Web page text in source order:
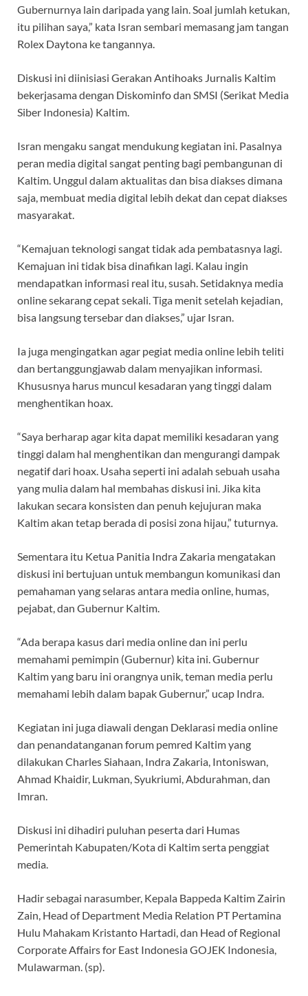
Gubernurnya lain daripada yang lain. Soal jumlah ketukan,
itu pilihan saya,” kata Isran sembari memasang jam tangan
Rolex Daytona ke tangannya.
Diskusi ini diinisiasi Gerakan Antihoaks Jurnalis Kaltim
bekerjasama dengan Diskominfo dan SMSI (Serikat Media
Siber Indonesia) Kaltim.
Isran mengaku sangat mendukung kegiatan ini. Pasalnya
peran media digital sangat penting bagi pembangunan di
Kaltim. Unggul dalam aktualitas dan bisa diakses dimana
saja, membuat media digital lebih dekat dan cepat diakses
masyarakat.
“Kemajuan teknologi sangat tidak ada pembatasnya lagi.
Kemajuan ini tidak bisa dinafikan lagi. Kalau ingin
mendapatkan informasi real itu, susah. Setidaknya media
online sekarang cepat sekali. Tiga menit setelah kejadian,
bisa langsung tersebar dan diakses,” ujar Isran.
Ia juga mengingatkan agar pegiat media online lebih teliti
dan bertanggungjawab dalam menyajikan informasi.
Khususnya harus muncul kesadaran yang tinggi dalam
menghentikan hoax.
“Saya berharap agar kita dapat memiliki kesadaran yang
tinggi dalam hal menghentikan dan mengurangi dampak
negatif dari hoax. Usaha seperti ini adalah sebuah usaha
yang mulia dalam hal membahas diskusi ini. Jika kita
lakukan secara konsisten dan penuh kejujuran maka
Kaltim akan tetap berada di posisi zona hijau,” tuturnya.
Sementara itu Ketua Panitia Indra Zakaria mengatakan
diskusi ini bertujuan untuk membangun komunikasi dan
pemahaman yang selaras antara media online, humas,
pejabat, dan Gubernur Kaltim.
“Ada berapa kasus dari media online dan ini perlu
memahami pemimpin (Gubernur) kita ini. Gubernur
Kaltim yang baru ini orangnya unik, teman media perlu
memahami lebih dalam bapak Gubernur,” ucap Indra.
Kegiatan ini juga diawali dengan Deklarasi media online
dan penandatanganan forum pemred Kaltim yang
dilakukan Charles Siahaan, Indra Zakaria, Intoniswan,
Ahmad Khaidir, Lukman, Syukriumi, Abdurahman, dan
Imran.
Diskusi ini dihadiri puluhan peserta dari Humas
Pemerintah Kabupaten/Kota di Kaltim serta penggiat
media.
Hadir sebagai narasumber, Kepala Bappeda Kaltim Zairin
Zain, Head of Department Media Relation PT Pertamina
Hulu Mahakam Kristanto Hartadi, dan Head of Regional
Corporate Affairs for East Indonesia GOJEK Indonesia,
Mulawarman. (sp).